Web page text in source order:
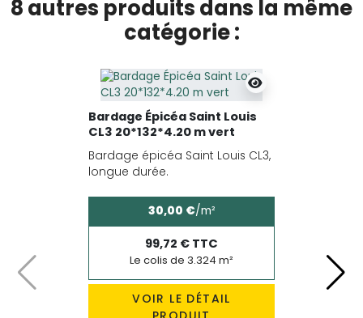
8 autres produits dans la même
catégorie :
Bardage Épicéa Saint Louis
CL3 20*132*4.20 m vert
Bardage épicéa Saint Louis CL3,
longue durée.
30,00 €/m²
99,72 € TTC
Le colis de 3.324 m²
VOIR LE DÉTAIL
Précédent